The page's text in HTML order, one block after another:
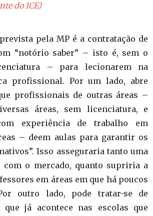
do ICE)
pela MP é a contratação de
“notório saber” – isto é, sem o
– para lecionarem na
profissional. Por um lado, abre
profissionais de outras áreas –
áreas, sem licenciatura, e
experiência de trabalho em
– deem aulas para garantir os
Isso asseguraria tanto uma
com o mercado, quanto supriria a
em áreas em que há poucos
outro lado, pode tratar-se de
que já acontece nas escolas que